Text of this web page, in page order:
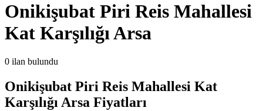
Onikişubat Piri Reis Mahallesi
Kat Karşılığı Arsa
0 ilan bulundu
Onikişubat Piri Reis Mahallesi Kat
Karşılığı Arsa Fiyatları